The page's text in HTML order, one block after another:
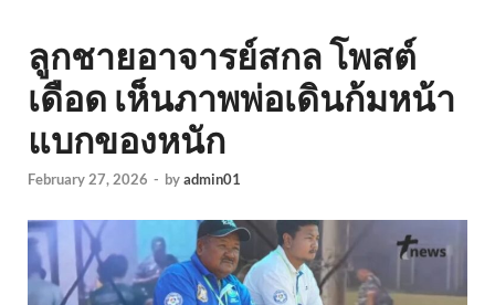
ลูกชายอาจารย์สกล โพสต์
เดือด เห็นภาพพ่อเดินก้มหน้า
แบกของหนัก
February 27, 2026 - byadmin01